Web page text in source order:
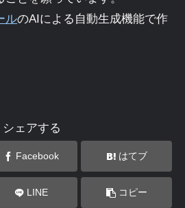
ルのAIによる自動生成機能で作
シェアする
Facebook はてブ
LINE コピー